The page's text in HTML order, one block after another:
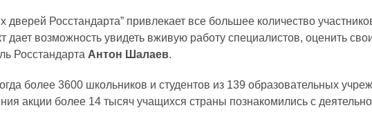
Росстандарта” привлекает все большее количество
дает возможность увидеть вживую работу специалистов, оценить
Росстандарта Антон Шалаев.
более 3600 школьников и студентов из 139 образовательных
акции более 14 тысяч учащихся страны познакомились с